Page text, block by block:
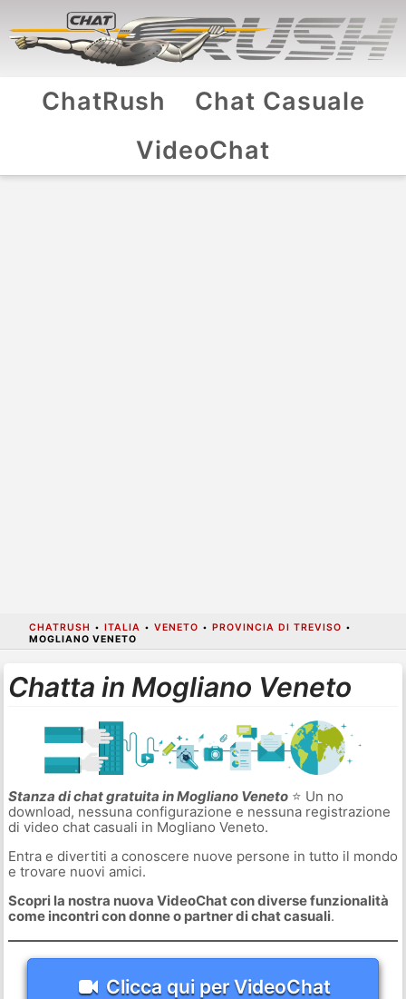
ChatRush
Chat Casuale
VideoChat
CHATRUSH • ITALIA • VENETO • PROVINCIA DI TREVISO •
MOGLIANO VENETO
Chatta in Mogliano Veneto
Stanza di chat gratuita in Mogliano Veneto⭐ Un no
download, nessuna configurazione e nessuna registrazione
di video chat casuali in Mogliano Veneto.
Entra e divertiti a conoscere nuove persone in tutto il mondo
e trovare nuovi amici.
Scopri la nostra nuova VideoChat con diverse funzionalità
come incontri con donne o partner di chat casuali.
Clicca qui per VideoChat